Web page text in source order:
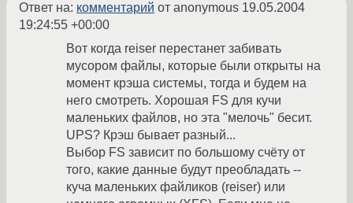
Ответ на: комментарий от anonymous 19.05.2004
19:24:55 +00:00
Вот когда reiser перестанет забивать
мусором файлы, которые были открыты на
момент крэша системы, тогда и будем на
него смотреть. Хорошая FS для кучи
маленьких файлов, но эта "мелочь" бесит.
UPS? Крэш бывает разный...
Выбор FS зависит по большому счёту от
того, какие данные будут преобладать --
куча маленьких файликов (reiser) или